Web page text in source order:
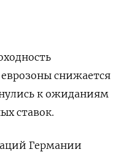
снижается
к ожиданиям
ставок.
Германии